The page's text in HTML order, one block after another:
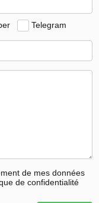
Telegram
de mes données
de confidentialité